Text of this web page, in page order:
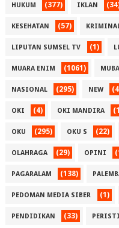
HUKUM (377) IKLAN
KESEHATAN (57)
LIPUTAN SUMSEL TV (1)
MUARA ENIM (1061) MUBA
NASIONAL (295) NEW
OKI (4) OKI MANDIRA
OKU (295) OKU S (22)
OLAHRAGA (29) OPINI
PAGARALAM (138)
PEDOMAN MEDIA SIBER (1)
PENDIDIKAN (33)